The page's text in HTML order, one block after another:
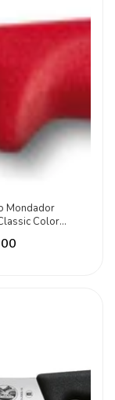
Mondador
Color
Cm Victorinox